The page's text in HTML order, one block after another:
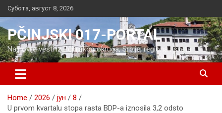
Skip
to
content
Субота, август 8, 2026
PČINJSKI 017-PORTAL
Najnovije vesti iz Pčinjskog okruga, Srbije, regiona i sveta
Home 2026 јун
8
U prvom kvartalu stopa rasta BDP-a iznosila 3,2 odsto